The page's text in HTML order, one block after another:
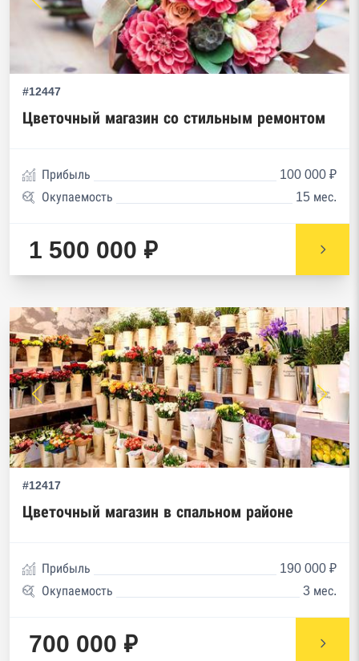
#12447
Цветочный магазин со стильным ремонтом
Прибыль
100 000 ₽
Окупаемость
15 мес.
1 500 000 ₽
#12417
Цветочный магазин в спальном районе
Прибыль
190 000 ₽
Окупаемость
3 мес.
700 000 ₽